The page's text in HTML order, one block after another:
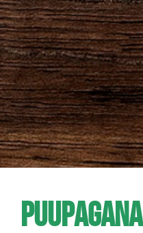
Puupagana